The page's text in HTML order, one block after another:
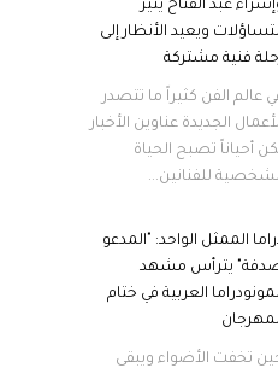
عبد الفتاح يثير
ويعيد الأنظار إلى
فنية مشتركة
عالم الفن كثيراً ما تتصدر
الجديدة عناوين الأخبار
أحياناً تصبح الحياة
للفنانين...
الممثل الواحد: "المدعو
يترأس مشهد
العربية في ختام
تخفت الأضواء ويبقى